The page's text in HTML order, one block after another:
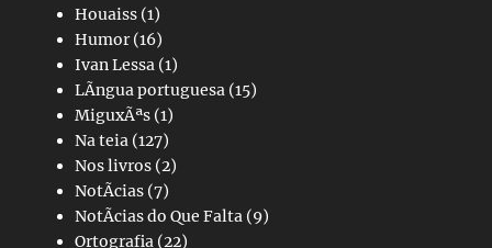
Houaiss (1)
Humor(16)
Ivan Lessa (1)
LÃ­ngua portuguesa (15)
MiguxÃªs (1)
Na teia (127)
Nos livros (2)
NotÃ­cias (7)
NotÃ­cias do Que Falta (9)
Ortografia (22)